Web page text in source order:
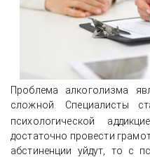
Проблема алкоголизма
сложной. Специалисты
психологической
достаточно провести
абстиненции уйдут, то с